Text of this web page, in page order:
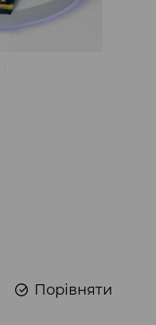
Порівняти